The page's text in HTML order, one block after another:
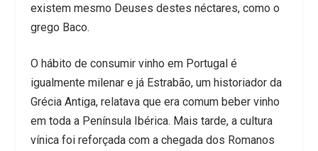
existem mesmo Deuses destes néctares, como o
grego Baco.
O hábito de consumir vinho em Portugal é
igualmente milenar e já Estrabão, um historiador da
Grécia Antiga, relatava que era comum beber vinho
em toda a Península Ibérica. Mais tarde, a cultura
vínica foi reforçada com a chegada dos Romanos